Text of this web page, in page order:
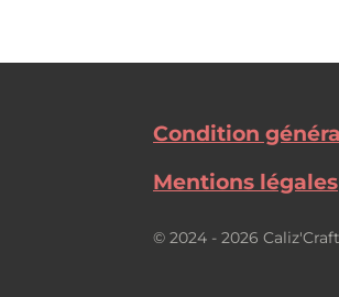
Condition
Mentions légales
© 2024 - 2026 Caliz'Craft